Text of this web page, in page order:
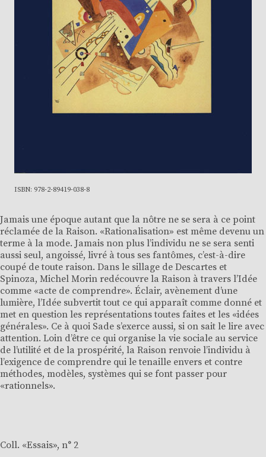
ISBN: 978-2-89419-038-8
Jamais une époque autant que la nôtre ne se sera à ce point
réclamée de la Raison. «Rationalisation» est même devenu un
terme à la mode. Jamais non plus l’individu ne se sera senti
aussi seul, angoissé, livré à tous ses fantômes, c’est-à-dire
coupé de toute raison. Dans le sillage de Descartes et
Spinoza, Michel Morin redécouvre la Raison à travers l’Idée
comme «acte de comprendre». Éclair, avènement d’une
lumière, l’Idée subvertit tout ce qui apparaît comme donné et
met en question les représentations toutes faites et les «idées
générales». Ce à quoi Sade s’exerce aussi, si on sait le lire avec
attention. Loin d’être ce qui organise la vie sociale au service
de l’utilité et de la prospérité, la Raison renvoie l’individu à
l’exigence de comprendre qui le tenaille envers et contre
méthodes, modèles, systèmes qui se font passer pour
«rationnels».
Coll. «Essais», n° 2